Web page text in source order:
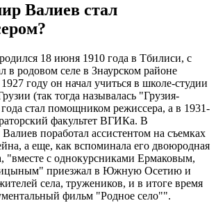
Валиев стал
18 июня 1910 года в Тбилиси, с
в родовом селе в Знаурском районе
году он начал учиться в школе-студии
(так тогда называлась "Грузия-
стал помощником режиссера, а в 1931-
факультет ВГИКа. В
поработал ассистентом на съемках
а еще, как вспоминала его двоюродная
"вместе с однокурсниками Ермаковым,
приезжал в Южную Осетию и
села, тружеников, и в итоге время
фильм "Родное село"".